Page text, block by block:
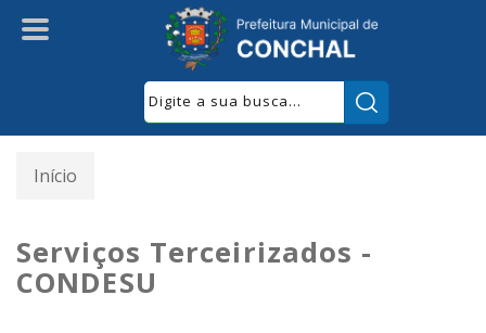
Início
Serviços Terceirizados -
CONDESU